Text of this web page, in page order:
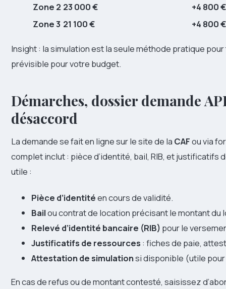
Zone 2 23 000 €
+4 800 €
Zone 3 21 100 € +4 800 €
Insight : la simulation est la seule méthode pratique
prévisible pour votre budget.
Démarches, dossier demande
désaccord
La demande se fait en ligne sur le site de la CAFou via
complet inclut : pièce d’identité, bail, RIB, et justificatifs
utile :
Pièce d’identitéen cours de validité.
Bailou contrat de location précisant le montant du
Relevé d’identité bancaire (RIB) pour le
Justificatifs de ressources : fiches de paie,
Attestation de simulationsi disponible (utile
En cas de refus ou de montant contesté, saisissez